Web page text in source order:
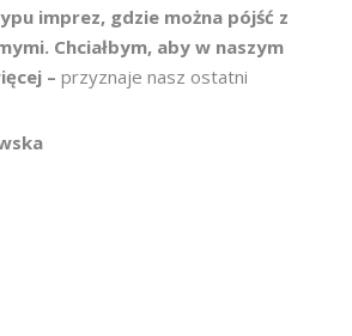
imprez, gdzie można pójść z
Chciałbym, aby w naszym
– przyznaje nasz ostatni